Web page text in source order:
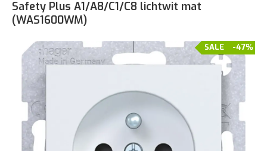
Safety Plus A1/A8/C1/C8 lichtwit mat
(WAS1600WM)
-47%
SALE